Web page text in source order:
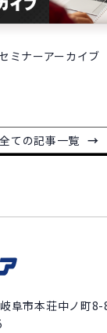
ミナーアーカイブ
全ての記事一覧
阜市本荘中ノ町8-